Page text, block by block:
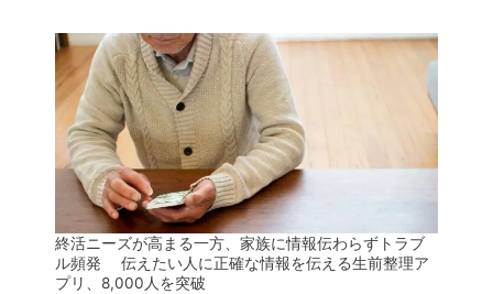
終活ニーズが高まる一方、家族に情報伝わらずトラブ
ル頻発 伝えたい人に正確な情報を伝える生前整理ア
プリ、8,000人を突破